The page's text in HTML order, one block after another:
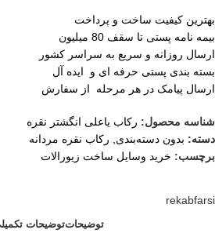
بهترین کیفیت ساخت و پرداخت
بیمه نامه پستی تا سقف 80 میلیون
ارسال روزانه و سریع به سراسر کشور
بسته بندی پستی حرفه ای و ایده آل
ارسال پیامک در هر مرحله از سفارش
شناسه محصول: رکاب یاعلی انگشتر نقره
دسته: بدون دسته‌بندی, رکاب نقره مردانه
برچسب: خرید وسایل ساخت زیورالات
rekabfarsi
توضیحاتتوضیحات